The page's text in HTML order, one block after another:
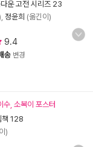
운 고전 시리즈 23
정윤희 (옮긴이)
9.4
송 변경
, 소복이 포스터
책 128
)